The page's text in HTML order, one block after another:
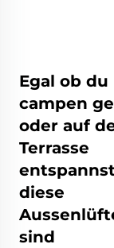
Egal ob du
campen
oder auf
Terrasse
diese
sind